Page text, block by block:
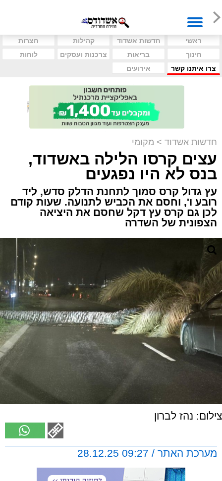
ראשי חדשות אשדוד קהילות
חצרות
חינוך
בריאות צרכנות ועסקים
לוחות
צרו איתנו קשר
אירועים
חדשות אשדוד > מקומי
עצים קרסו הלילה באשדוד,
בנס לא היו נפגעים
עץ גדול קרס סמוך לתחנת הדלק סדש, ליד
רובע ו', וחסם את הכביש לתנועה. שעות קודם
לכן גם קרס עץ דקל שחסם את היציאה
הצפונית של השדרה
צילום: נהז לברון
מערכת האתר / 09:27 28.12.25